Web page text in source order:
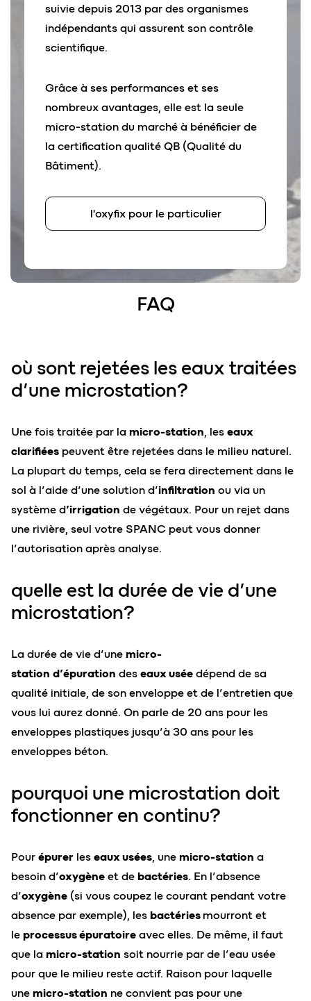
suivie depuis 2013 par des organismes
indépendants qui assurent son contrôle
scientifique.
Grâce à ses performances et ses
nombreux avantages, elle est la seule
micro-station du marché à bénéficier de
la certification qualité QB (Qualité du
Bâtiment).
l'oxyfix pour le particulier
FAQ
où sont rejetées les eaux traitées
d’une microstation?
Une fois traitée par la micro-station, les eaux
clarifiées peuvent être rejetées dans le milieu naturel.
La plupart du temps, cela se fera directement dans le
sol à l’aide d’une solution d’infiltration ou via un
système d’irrigation de végétaux. Pour un rejet dans
une rivière, seul votre SPANC peut vous donner
l’autorisation après analyse.
quelle est la durée de vie d’une
microstation?
La durée de vie d’une micro-
station d’épuration des eaux usée dépend de sa
qualité initiale, de son enveloppe et de l’entretien que
vous lui aurez donné. On parle de 20 ans pour les
enveloppes plastiques jusqu’à 30 ans pour les
enveloppes béton.
pourquoi une microstation doit
fonctionner en continu?
Pour épurer les eaux usées, une micro-station a
besoin d’oxygène et de bactéries. En l’absence
d’oxygène (si vous coupez le courant pendant votre
absence par exemple), les bactéries mourront et
le processus épuratoire avec elles. De même, il faut
que la micro-station soit nourrie par de l’eau usée
pour que le milieu reste actif. Raison pour laquelle
une micro-station ne convient pas pour une